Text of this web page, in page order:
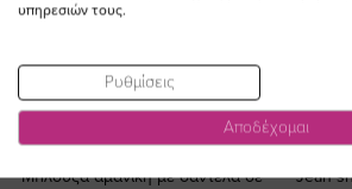
ΠΡΟΣΘΗΚΗ ΣΤΟ
ΚΑΛΑΘΙ
Μπλούζα αμάνικη με δαντέλα σε
Jean
υπηρεσιών τους.
Ρυθμίσεις
Αποδέχομαι